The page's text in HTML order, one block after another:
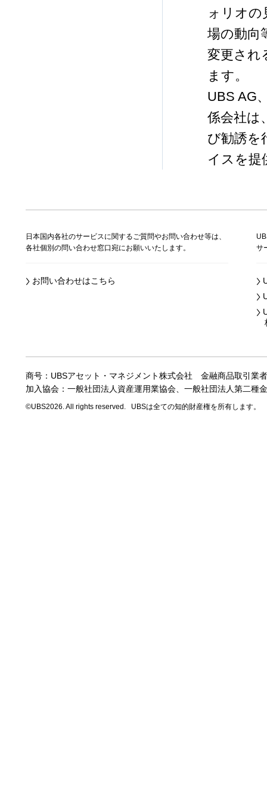
ォリオの
場の動向
変更され
ます。
UBS AG
係会社は
び勧誘を
イスを提
日本国内各社のサービスに関するご質問やお問い合わせ等は、
各社個別の問い合わせ窓口宛にお願いいたします。
お問い合わせはこちら
サ
商号：UBSアセット・マネジメント株式会社 金融商品取引
加入協会：一般社団法人資産運用業協会、 一般社団法人第二種
©UBS2026. All rights reserved. UBSは全ての知的財産権を所有します。